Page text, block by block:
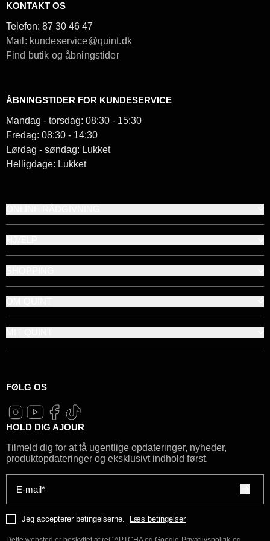
KONTAKT OS
Telefon: 87 30 46 47
Mail: kundeservice@quint.dk
Find butik og åbningstider
ÅBNINGSTIDER FOR KUNDESERVICE
Mandag - torsdag: 08:30 - 15:30
Fredag: 08:30 - 14:30
Lørdag - søndag: Lukket
Helligdage: Lukket
FØLG OS
HOLD DIG AJOUR
Tilmeld dig for at få ugentlige opdateringer, nyheder,
produktopdateringer og eksklusivt indhold først.
E-mail*
Jeg accepterer betingelserne. Læs betingelser